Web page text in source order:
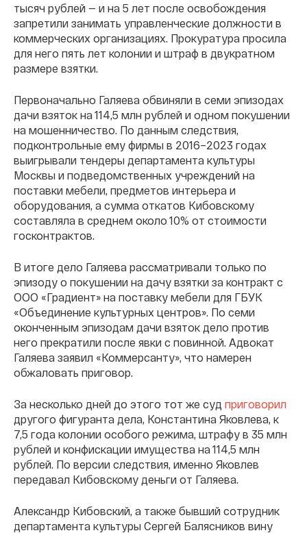
тысяч рублей — и на 5 лет после освобождения
запретили занимать управленческие должности в
коммерческих организациях. Прокуратура просила
для него пять лет колонии и штраф в двукратном
размере взятки.
Первоначально Галяева обвиняли в семи эпизодах
дачи взяток на 114,5 млн рублей и одном покушении
на мошенничество. По данным следствия,
подконтрольные ему фирмы в 2016–2023 годах
выигрывали тендеры департамента культуры
Москвы и подведомственных учреждений на
поставки мебели, предметов интерьера и
оборудования, а сумма откатов Кибовскому
составляла в среднем около 10% от стоимости
госконтрактов.
В итоге дело Галяева рассматривали только по
эпизоду о покушении на дачу взятки за контракт с
ООО «Градиент» на поставку мебели для ГБУК
«Объединение культурных центров». По семи
оконченным эпизодам дачи взяток дело против
него прекратили после явки с повинной. Адвокат
Галяева заявил «Коммерсанту», что намерен
обжаловать приговор.
За несколько дней до этого тот же суд приговорил
другого фигуранта дела, Константина Яковлева, к
7,5 года колонии особого режима, штрафу в 35 млн
рублей и конфискации имущества на 114,5 млн
рублей. По версии следствия, именно Яковлев
передавал Кибовскому деньги от Галяева.
Александр Кибовский, а также бывший сотрудник
департамента культуры Сергей Балясников вину